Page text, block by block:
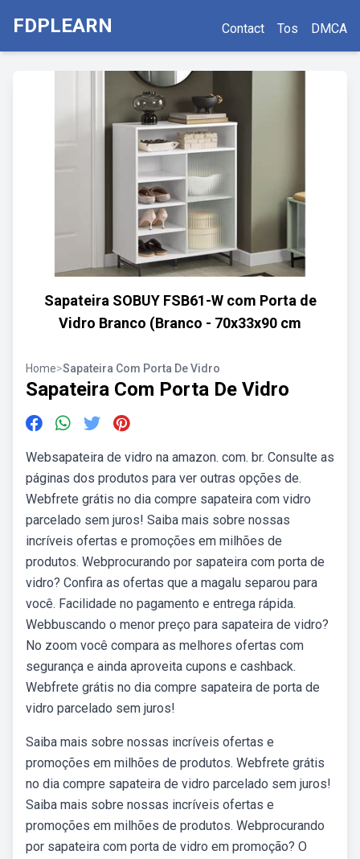
FDPLEARN Contact Tos DMCA
Sapateira SOBUY FSB61-W com Porta de
Vidro Branco (Branco - 70x33x90 cm
Home>Sapateira Com Porta De Vidro
Sapateira Com Porta De Vidro
Websapateira de vidro na amazon. com. br. Consulte as
páginas dos produtos para ver outras opções de.
Webfrete grátis no dia compre sapateira com vidro
parcelado sem juros! Saiba mais sobre nossas
incríveis ofertas e promoções em milhões de
produtos. Webprocurando por sapateira com porta de
vidro? Confira as ofertas que a magalu separou para
você. Facilidade no pagamento e entrega rápida.
Webbuscando o menor preço para sapateira de vidro?
No zoom você compara as melhores ofertas com
segurança e ainda aproveita cupons e cashback.
Webfrete grátis no dia compre sapateira de porta de
vidro parcelado sem juros!
Saiba mais sobre nossas incríveis ofertas e
promoções em milhões de produtos. Webfrete grátis
no dia compre sapateira de vidro parcelado sem juros!
Saiba mais sobre nossas incríveis ofertas e
promoções em milhões de produtos. Webprocurando
por sapateira com porta de vidro em promoção? O